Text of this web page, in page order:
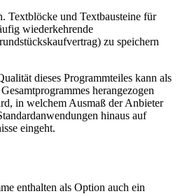
Textblöcke und Textbausteine für
wiederkehrende
zu speichern
dieses Programmteiles kann als
herangezogen
in welchem Ausmaß der Anbieter
hinaus auf
eingeht.
enthalten als Option auch ein